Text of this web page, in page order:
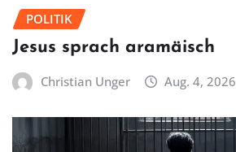
POLITIK
Jesus sprach aramäisch
Christian Unger Aug. 4, 2026